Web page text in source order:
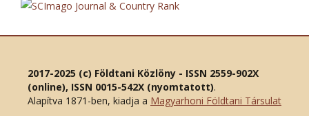
2017-2025 (c) Földtani Közlöny - ISSN 2559-902X
(online), ISSN 0015-542X (nyomtatott).
Alapítva 1871-ben, kiadja a Magyarhoni Földtani Társulat